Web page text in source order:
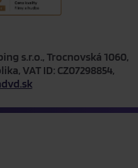
s.r.o., Trocnovská 1060,
VAT ID: CZ07298854,